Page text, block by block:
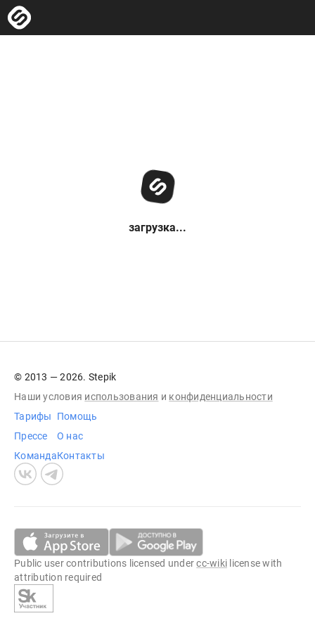
загрузка...
© 2013 — 2026. Stepik
Наши условия использования и конфиденциальности
Тарифы
Прессе
Команда
Помощь
О нас
Контакты
Public user contributions licensed undercc-wiki license with
attribution required